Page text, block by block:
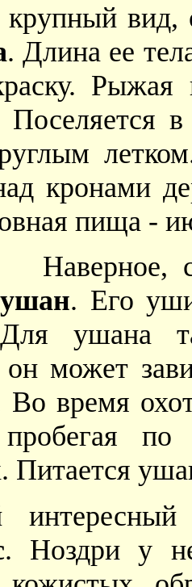
. Длина ее
Рыжая
Поселяется
кронами
пища -
Наверное,
ушан. Его
Для ушана
он может
Во время
Питается
. Ноздри у